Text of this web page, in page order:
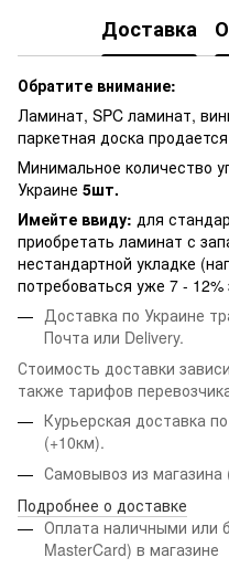
Доставка
Обратите внимание:
Ламинат, SPC ламинат,
паркетная доска продается
Минимальное количество
Украине 5шт.
Имейте ввиду: для
приобретать ламинат с
нестандартной укладке
потребоваться уже 7 - 12%
Доставка по Украине
Почта или Delivery.
Стоимость доставки
также тарифов
Курьерская доставка
(+10км).
Самовывоз из магазина
Подробнее о доставке
Оплата наличными или
MasterCard) в магазине